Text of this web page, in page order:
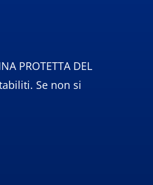
PROTETTA DEL
Se non si